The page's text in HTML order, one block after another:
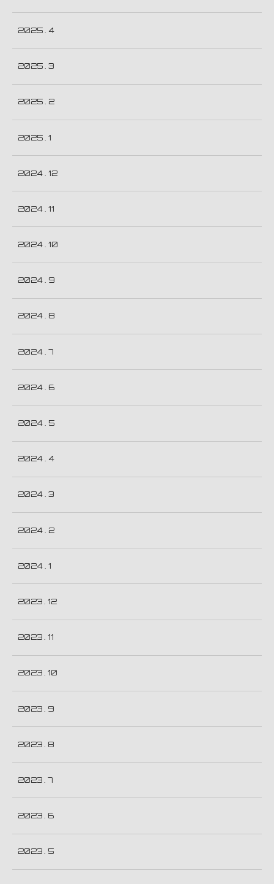
2025 . 4
2025 . 3
2025 . 2
2025 . 1
2024 . 12
2024 . 11
2024 . 10
2024 . 9
2024 . 8
2024 . 7
2024 . 6
2024 . 5
2024 . 4
2024 . 3
2024 . 2
2024 . 1
2023 . 12
2023 . 11
2023 . 10
2023 . 9
2023 . 8
2023 . 7
2023 . 6
2023 . 5